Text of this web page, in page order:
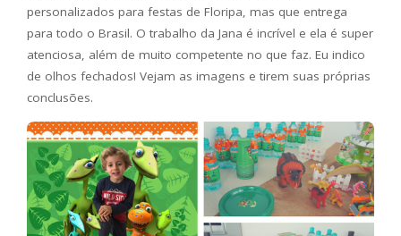
personalizados para festas de Floripa, mas que entrega
para todo o Brasil. O trabalho da Jana é incrível e ela é super
atenciosa, além de muito competente no que faz. Eu indico
de olhos fechados! Vejam as imagens e tirem suas próprias
conclusões.